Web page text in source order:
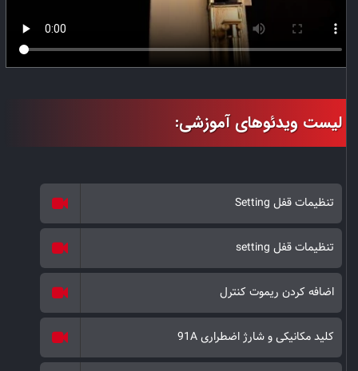
تنظیمات قفل Setting
تنظیمات قفل setting
اضافه کردن ریموت کنترل
کلید مکانیکی و شارژ اضطراری 91A